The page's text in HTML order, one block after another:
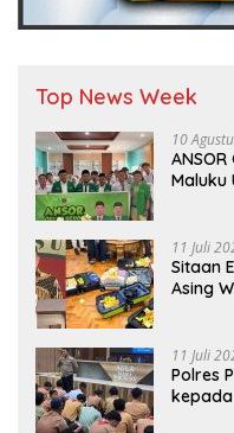
Top News Week
10
ANSOR
Maluku
11 Juli
Sitaan
Asing
11 Juli
Polres
kepada